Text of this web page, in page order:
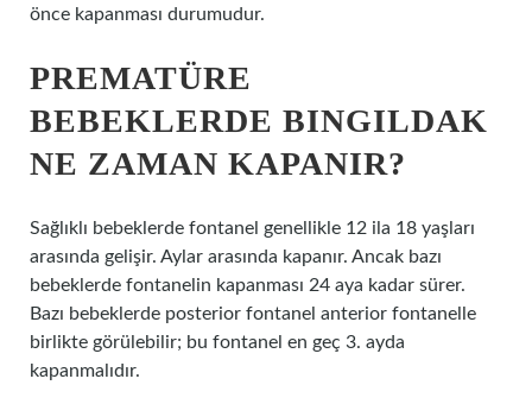
önce kapanması durumudur.
PREMATÜRE
BEBEKLERDE BINGILDAK
NE ZAMAN KAPANIR?
Sağlıklı bebeklerde fontanel genellikle 12 ila 18 yaşları
arasında gelişir. Aylar arasında kapanır. Ancak bazı
bebeklerde fontanelin kapanması 24 aya kadar sürer.
Bazı bebeklerde posterior fontanel anterior fontanelle
birlikte görülebilir; bu fontanel en geç 3. ayda
kapanmalıdır.